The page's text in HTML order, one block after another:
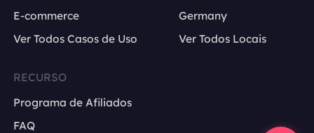
E-commerce
Ver Todos Casos de Uso
Germany
Ver Todos Locais
RECURSO
Programa de Afiliados
FAQ